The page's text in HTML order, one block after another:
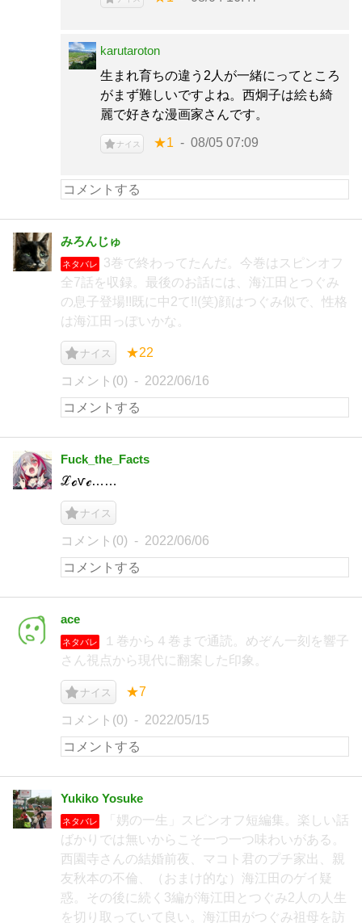
karutaroton
生まれ育ちの違う2人が一緒にってところ
がまず難しいですよね。西炯子は絵も綺
麗で好きな漫画家さんです。
ナイス ★1 08/05 07:09
みろんじゅ
ネタバレ
3巻で終わってたんだ。今巻はスピンオフ
全7話を収録。最後のお話には、海江田とつぐみ
の息子登場!!既に中2て!!(笑)顔はつぐみ似で、性格
は海江田っぽいかな。
ナイス ★22
コメント(0) 2022/06/16
Fuck_the_Facts
ℒℴѵℯ……
ナイス
コメント(0) 2022/06/06
ace
ネタバレ
１巻から４巻まで通読。めぞん一刻を響子
さん視点から現代に翻案した印象。
ナイス ★7
コメント(0) 2022/05/15
Yukiko Yosuke
ネタバレ
「娚の一生」スピンオフ短編集。楽しい話
ばかりでは無いからこそ一つ一つ味わいがある。
西園寺さんの結婚前夜、マコト君のプチ家出、親
友秋本の不倫、（おまけ的な）海江田のゲイ疑
惑。その後に続く3編が海江田とつぐみ2人の人生
を切り取っていて良い。海江田がつぐみ祖母を訪